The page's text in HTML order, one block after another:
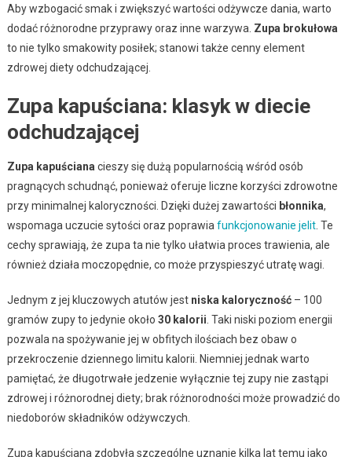
Aby wzbogacić smak i zwiększyć wartości odżywcze dania, warto
dodać różnorodne przyprawy oraz inne warzywa. Zupa brokułowa
to nie tylko smakowity posiłek; stanowi także cenny element
zdrowej diety odchudzającej.
Zupa kapuściana: klasyk w diecie
odchudzającej
Zupa kapuściana cieszy się dużą popularnością wśród osób
pragnących schudnąć, ponieważ oferuje liczne korzyści zdrowotne
przy minimalnej kaloryczności. Dzięki dużej zawartości błonnika,
wspomaga uczucie sytości oraz poprawia funkcjonowanie jelit. Te
cechy sprawiają, że zupa ta nie tylko ułatwia proces trawienia, ale
również działa moczopędnie, co może przyspieszyć utratę wagi.
Jednym z jej kluczowych atutów jest niska kaloryczność– 100
gramów zupy to jedynie około 30 kalorii . Taki niski poziom energii
pozwala na spożywanie jej w obfitych ilościach bez obaw o
przekroczenie dziennego limitu kalorii. Niemniej jednak warto
pamiętać, że długotrwałe jedzenie wyłącznie tej zupy nie zastąpi
zdrowej i różnorodnej diety; brak różnorodności może prowadzić do
niedoborów składników odżywczych.
Zupa kapuściana zdobyła szczególne uznanie kilka lat temu jako